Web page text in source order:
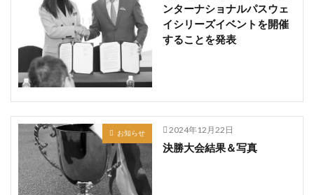
ンターナショナルパスウェ
イシリーズイベントを開催
することを発表
お知らせ 2024年12月22日
決勝大会結果＆写真